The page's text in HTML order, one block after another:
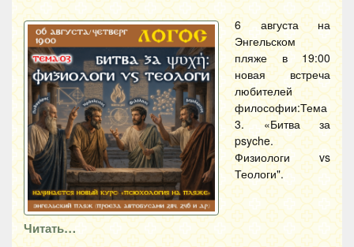
6 августа на
Энгельском
пляже в 19:00
новая встреча
любителей
философии:Тема
3. «Битва за
psyche.
Физиологи vs
Теологи".
Читать…